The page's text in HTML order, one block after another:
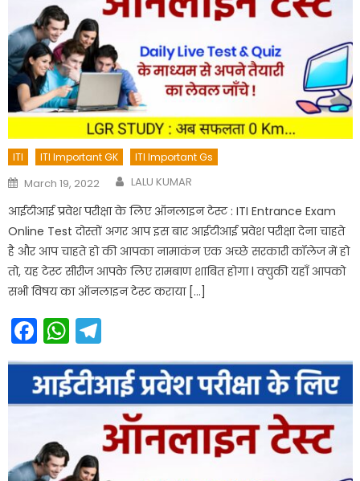
ITI ITI Important GK ITI Important Gs
Posted
on
March 19, 2022 Author
LALU KUMAR
आईटीआई प्रवेश परीक्षा के लिए ऑनलाइन टेस्ट : ITI Entrance Exam
Online Test दोस्तों अगर आप इस बार आईटीआई प्रवेश परीक्षा देना चाहते
है और आप चाहते हो की आपका नामाकंन एक अच्छे सरकारी कॉलेज में हो
तो, यह टेस्ट सीरीज आपके लिए रामबाण शाबित होगा l क्युकी यहाँ आपको
सभी विषय का ऑनलाइन टेस्ट कराया […]
Facebook
WhatsApp